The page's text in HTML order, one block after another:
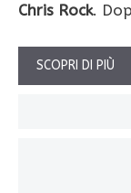
Chris Rock.
SCOPRI DI PIÙ